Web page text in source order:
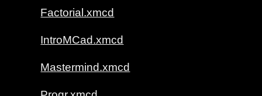
Factorial.xmcd
IntroMCad.xmcd
Mastermind.xmcd